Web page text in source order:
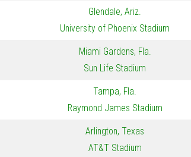
Glendale, Ariz.
University of Phoenix Stadium
Miami Gardens, Fla.
Sun Life Stadium
Tampa, Fla.
Raymond James Stadium
Arlington, Texas
AT&T Stadium